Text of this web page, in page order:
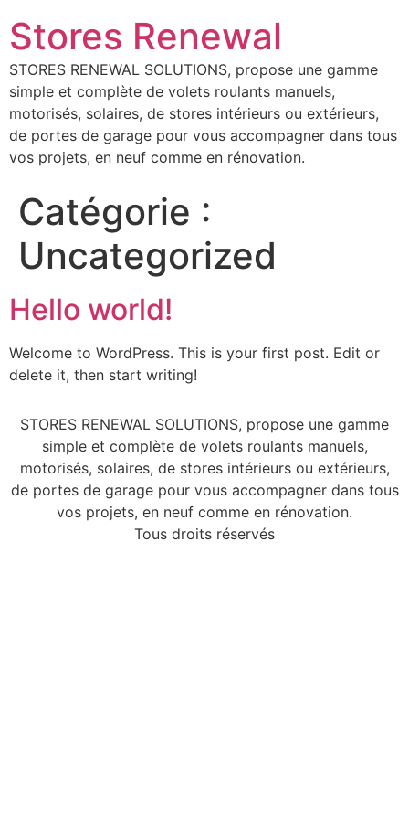
Stores Renewal
STORES RENEWAL SOLUTIONS, propose une gamme
simple et complète de volets roulants manuels,
motorisés, solaires, de stores intérieurs ou extérieurs,
de portes de garage pour vous accompagner dans tous
vos projets, en neuf comme en rénovation.
Catégorie :
Uncategorized
Hello world!
Welcome to WordPress. This is your first post. Edit or
delete it, then start writing!
STORES RENEWAL SOLUTIONS, propose une gamme
simple et complète de volets roulants manuels,
motorisés, solaires, de stores intérieurs ou extérieurs,
de portes de garage pour vous accompagner dans tous
vos projets, en neuf comme en rénovation.
Tous droits réservés